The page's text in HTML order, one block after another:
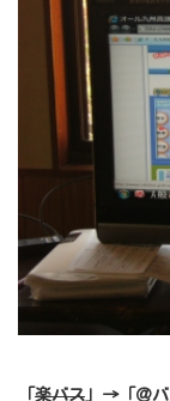
楽バス 」→「＠